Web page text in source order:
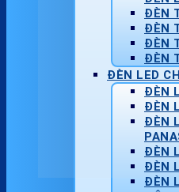
ĐÈN
ĐÈN
ĐÈN
ĐÈN
ĐÈN LED
ĐÈN
ĐÈN
ĐÈN
ĐÈN
ĐÈN
ĐÈN